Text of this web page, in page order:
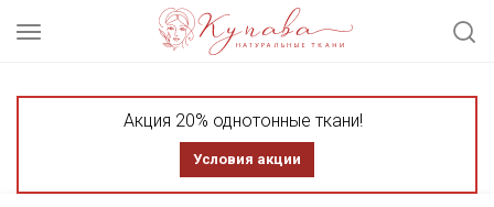
Акция 20% однотонные ткани!
Условия акции